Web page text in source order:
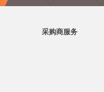
采购商服务